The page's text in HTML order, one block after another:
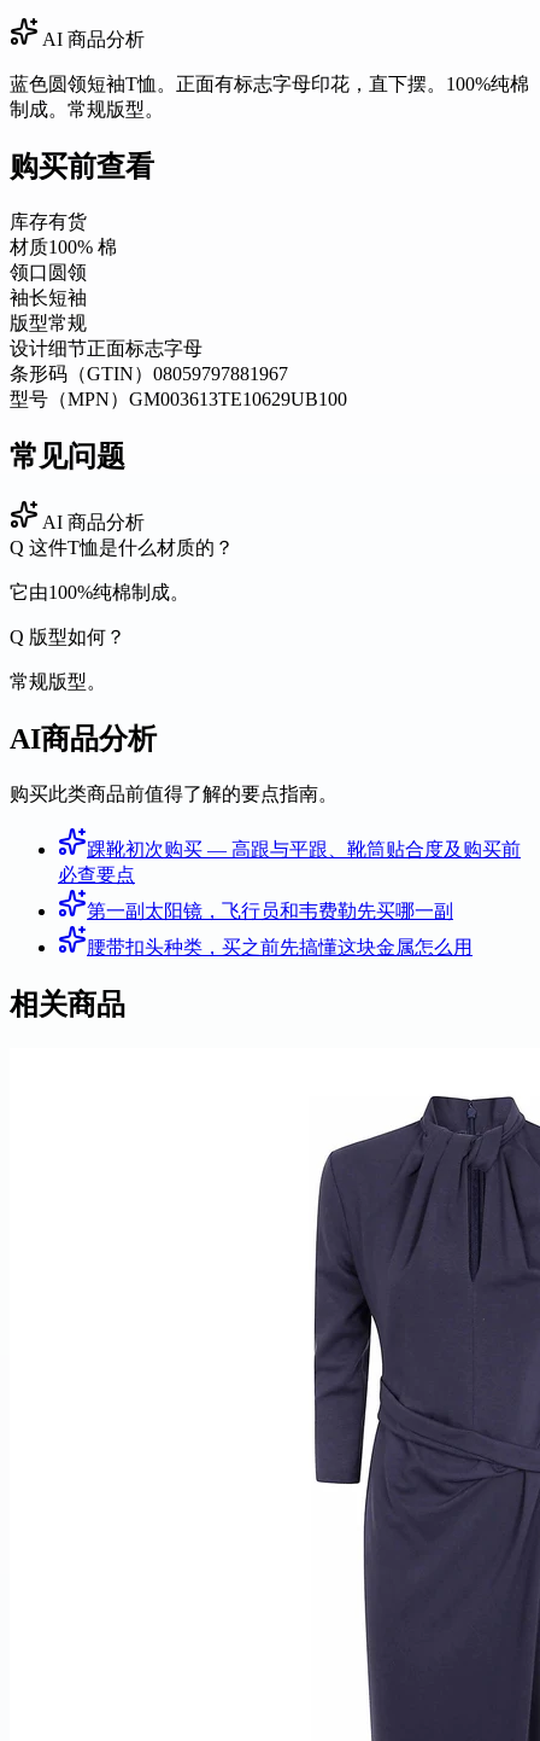
AI 商品分析
蓝色圆领短袖T恤。正面有标志字母印花，直下摆。100%纯棉
制成。常规版型。
购买前查看
库存有货
材质100% 棉
领口 圆领
袖长短袖
版型常规
设计细节正面标志字母
条形码（GTIN） 08059797881967
型号（MPN） GM003613TE10629UB100
常见问题
AI 商品分析
Q 这件T恤是什么材质的？
它由100%纯棉制成。
Q 版型如何？
常规版型。
AI商品分析
购买此类商品前值得了解的要点指南。
踝靴初次购买 — 高跟与平跟、靴筒贴合度及购买前
必查要点
第一副太阳镜，飞行员和韦费勒先买哪一副
腰带扣头种类，买之前先搞懂这块金属怎么用
相关商品